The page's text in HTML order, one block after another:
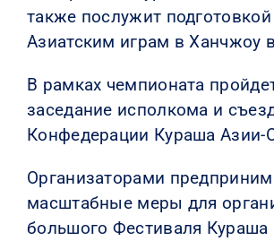
также послужит подготовкой
Азиатским играм в Ханчжоу
В рамках чемпионата
заседание исполкома и
Конфедерации Кураша Азии-
Организаторами
масштабные меры для
большого Фестиваля